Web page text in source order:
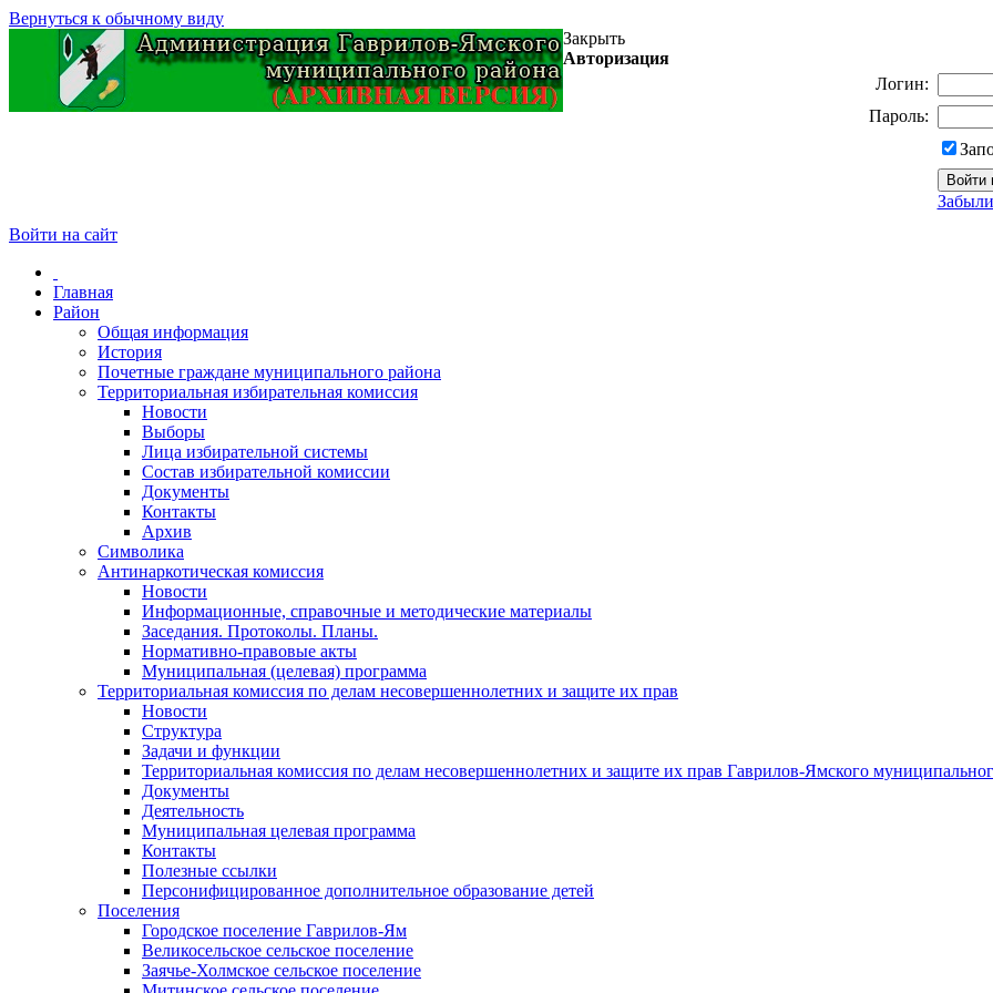
Вернуться к обычному виду
Закрыть
Авторизация
Логин:
Пароль:
Войти на сайт
Главная
Район
Общая информация
История
Почетные граждане муниципального района
Территориальная избирательная комиссия
Новости
Выборы
Лица избирательной системы
Состав избирательной комиссии
Документы
Контакты
Архив
Символика
Антинаркотическая комиссия
Новости
Информационные, справочные и методические материалы
Заседания. Протоколы. Планы.
Нормативно-правовые акты
Муниципальная (целевая) программа
Территориальная комиссия по делам несовершеннолетних и защите их прав
Новости
Структура
Задачи и функции
Территориальная комиссия по делам несовершеннолетних и защите их прав Гаврилов-Ямского
Документы
Деятельность
Муниципальная целевая программа
Контакты
Полезные ссылки
Персонифицированное дополнительное образование детей
Поселения
Городское поселение Гаврилов-Ям
Великосельское сельское поселение
Заячье-Холмское сельское поселение